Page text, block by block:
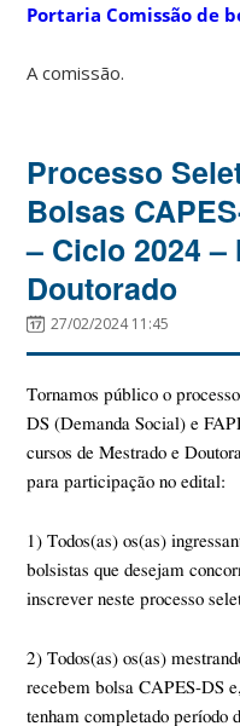
Portaria Comissão de
A comissão.
Processo
Bolsas
– Ciclo 2024 –
Doutorado
27/02/2024 11:45
Tornamos público o
DS (Demanda Social) e
cursos de Mestrado e
para participação no edital:
1) Todos(as) os(as)
bolsistas que desejam
inscrever neste processo
2)Todos(as) os(as)
recebem bolsa CAPES-DS
tenham completado período